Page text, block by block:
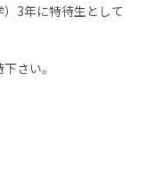
3年に特待生として
さい。